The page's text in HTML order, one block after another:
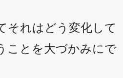
それはどう変化して
ことを大づかみにで